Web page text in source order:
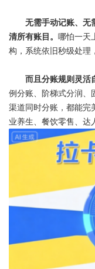
无需手动记账、无
清所有账目。 哪怕一天
构，系统依旧秒级处理
而且分账规则灵活
例分账、阶梯式分润、
渠道同时分账，都能完
业养生、餐饮零售、达